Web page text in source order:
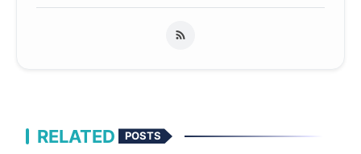
RELATED POSTS